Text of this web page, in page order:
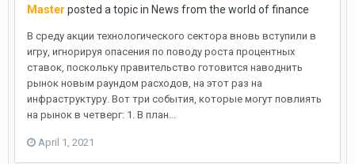
Master posted a topic in News from the world of finance
В среду акции технологического сектора вновь вступили в
игру, игнорируя опасения по поводу роста процентных
ставок, поскольку правительство готовится наводнить
рынок новым раундом расходов, на этот раз на
инфраструктуру. Вот три события, которые могут повлиять
на рынок в четверг: 1. В план...
April 1, 2021